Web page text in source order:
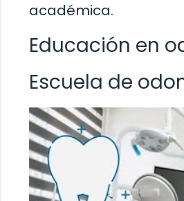
académica.
Educación en
Escuela de